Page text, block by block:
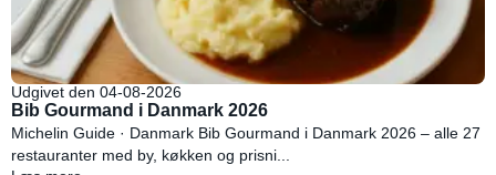
Udgivet den 04-08-2026
Bib Gourmand i Danmark 2026
Michelin Guide · Danmark Bib Gourmand i Danmark 2026 – alle 27
restauranter med by, køkken og prisni...